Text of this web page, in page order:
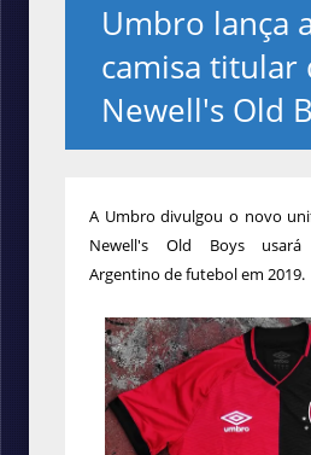
Umbro lança
camisa titular
Newell's Old
A Umbro divulgou o novo
Newell's Old Boys usará
Argentino de futebol em 2019.